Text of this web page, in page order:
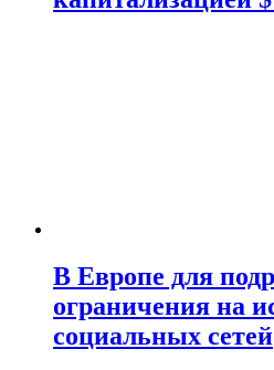
В Европе для
ограничения на
социальных сетей